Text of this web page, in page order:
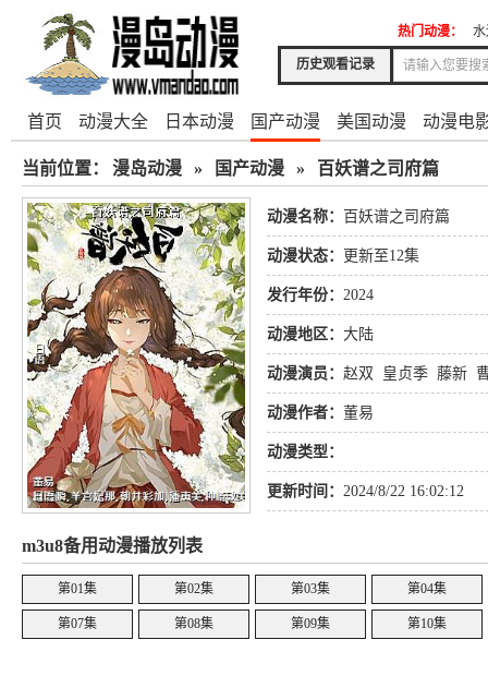
历史观看记录
热门动漫：
首页 动漫大全 日本动漫 国产动漫 美国动漫 动漫电
当前位置： 漫岛动漫 » 国产动漫 » 百妖谱之司府篇
动漫名称： 百妖谱之司府篇
动漫状态： 更新至12集
发行年份： 2024
动漫地区： 大陆
动漫演员： 赵双 皇贞季 藤新
动漫作者： 董易
动漫类型：
更新时间： 2024/8/22 16:02:12
m3u8备用动漫播放列表
第01集 第02集 第03集 第04集
第07集 第08集 第09集 第10集